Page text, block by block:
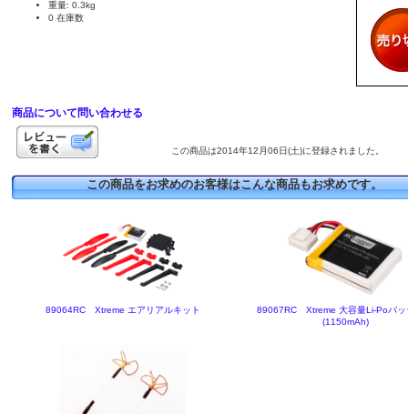
重量: 0.3kg
0 在庫数
商品について問い合わせる
この商品は2014年12月06日(土)に登録されました。
この商品をお求めのお客様はこんな商品もお求めです。
89064RC Xtreme エアリアルキット
89067RC Xtreme 大容量Li-Poバッ
(1150mAh)